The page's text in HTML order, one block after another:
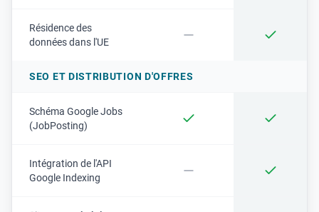
Résidence des
données dans l'UE
SEO ET DISTRIBUTION D'OFFRES
Schéma Google Jobs
(JobPosting)
Intégration de l'API
Google Indexing